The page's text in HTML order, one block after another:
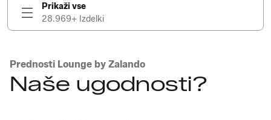
Prikaži vse
28.969+ Izdelki
Prednosti Lounge by Zalando
Naše ugodnosti?